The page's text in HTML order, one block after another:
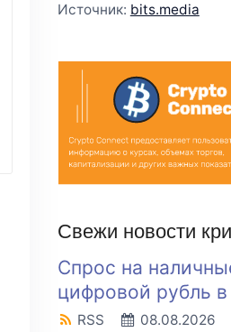
Источник: bits.media
Свежи новости
Спрос на
цифровой рубль в
RSS 08.08.2026